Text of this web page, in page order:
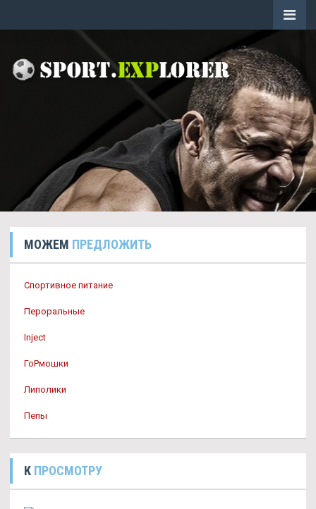
МОЖЕМ ПРЕДЛОЖИТЬ
Спортивное питание
Пероральные
Inject
ГоРмошки
Липолики
Пепы
К ПРОСМОТРУ